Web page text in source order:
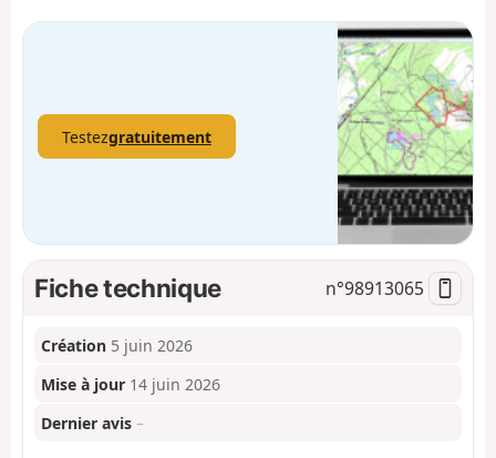
o
n
Testezgratuitement
Fiche technique n°98913065
Création 5 juin 2026
Mise à jour 14 juin 2026
Dernier avis –